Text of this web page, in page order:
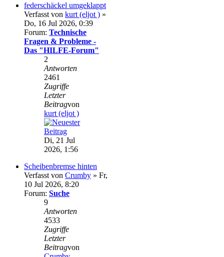
federschäckel umgeklappt
Verfasst von kurt (eljot ) »
Do, 16 Jul 2026, 0:39
Forum: Technische
Fragen & Probleme -
Das "HILFE-Forum"
2
Antworten
2461
Zugriffe
Letzter
Beitragvon
kurt (eljot )
Di, 21 Jul
2026, 1:56
Scheibenbremse hinten
Verfasst von Crumby » Fr,
10 Jul 2026, 8:20
Forum: Suche
9
Antworten
4533
Zugriffe
Letzter
Beitragvon